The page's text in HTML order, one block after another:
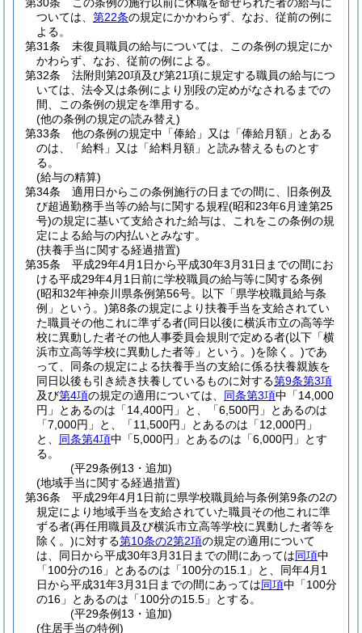
ついては、 第22条の規定にかかわらず、なお、従前の例に
よる。
第31条
未復員職員の給与については、この条例の規定にか
かわらず、なお、従前の例による。
第32条
法附則第20項及び第21項に規定する職員の給与につ
いては、法令又は条例により別段の定めがなされるまでの
間、この条例の規定を準用する。
(他の条例の規定の読み替え)
第33条
他の条例の規定中「俸給」又は「俸給月額」とある
のは、「給料」又は「給料月額」と読み替えるものとす
る。
(給与の精算)
第34条
適用日からこの条例施行の日までの間に、旧条例及
び超過勤務手当等の給与に関する規程(昭和23年6月達第25
号)の規定に基いて支給された給与は、これをこの条例の規
定による給与の内払いとみなす。
(扶養手当に関する経過措置)
第35条
平成29年4月1日から平成30年3月31日までの間にお
ける平成29年4月1日前に学校職員の給与等に関する条例
(昭和32年神奈川県条例第56号。以下「県学校職員給与条
例」という。)第8条の規定により扶養手当を支給されてい
た職員その他これに準ずる者(同日以後に横浜市立の高等学
校に異動した者その他人事委員会規則で定める者(以下「横
浜市立高等学校に異動した者等」という。)を除く。)であ
って、同条の規定による扶養手当の支給に係る扶養親族を
同日以後も引き続き扶養しているものに対する第9条第3項
及び第4項の規定の適用については、 同条第3項中「14,000
円」とあるのは「14,400円」と、「6,500円」とあるのは
「7,000円」と、「11,500円」とあるのは「12,000円」
と、 同条第4項中「5,000円」とあるのは「6,000円」とす
る。
(平29条例13・追加)
(地域手当に関する経過措置)
第36条
平成29年4月1日前に県学校職員給与条例第9条の2の
規定により地域手当を支給されていた職員その他これに準
ずる者(再任用職員及び横浜市立高等学校に異動した者等を
除く。)に対する第10条の2第2項の規定の適用について
は、同日から平成30年3月31日までの間にあっては同項中
「100分の16」とあるのは「100分の15.1」と、同年4月1
日から平成31年3月31日までの間にあっては同項中「100分
の16」とあるのは「100分の15.5」とする。
(平29条例13・追加)
(住居手当の特例)